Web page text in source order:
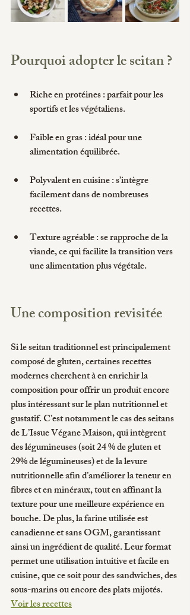
Pourquoi adopter le seitan ?
Riche en protéines : parfait pour les
sportifs et les végétaliens.
Faible en gras : idéal pour une
alimentation équilibrée.
Polyvalent en cuisine : s’intègre
facilement dans de nombreuses
recettes.
Texture agréable : se rapproche de la
viande, ce qui facilite la transition vers
une alimentation plus végétale.
Une composition revisitée
Si le seitan traditionnel est principalement
composé de gluten, certaines recettes
modernes cherchent à en enrichir la
composition pour offrir un produit encore
plus intéressant sur le plan nutritionnel et
gustatif. C’est notamment le cas des seitans
de L’Issue Végane Maison, qui intègrent
des légumineuses (soit 24 % de gluten et
29% de légumineuses) et de la levure
nutritionnelle afin d’améliorer la teneur en
fibres et en minéraux, tout en affinant la
texture pour une meilleure expérience en
bouche. De plus, la farine utilisée est
canadienne et sans OGM, garantissant
ainsi un ingrédient de qualité. Leur format
permet une utilisation intuitive et facile en
cuisine, que ce soit pour des sandwiches, des
sous-marins ou encore des plats mijotés.
Voir les recettes